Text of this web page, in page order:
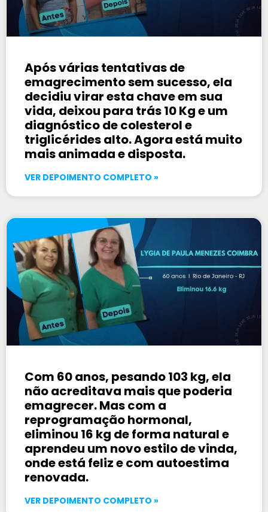
Após várias tentativas de
emagrecimento sem sucesso, ela
decidiu virar esta chave em sua
vida, deixou para trás 10 Kg e um
diagnóstico de colesterol e
triglicérides alto. Agora está muito
mais animada e disposta.
VER DEPOIMENTO COMPLETO »
Com 60 anos, pesando 103 kg, ela
não acreditava mais que poderia
emagrecer. Mas com a
reprogramação hormonal,
eliminou 16 kg de forma natural e
aprendeu um novo estilo de vinda,
onde está feliz e com autoestima
renovada.
VER DEPOIMENTO COMPLETO »